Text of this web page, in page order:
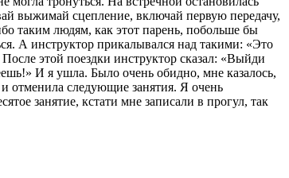
выжимай сцепление, включай первую передачу,
таким людям, как этот парень, побольше бы
А инструктор прикалывался над такими: «Это
этой поездки инструктор сказал: «Выйди
И я ушла. Было очень обидно, мне казалось,
отменила следующие занятия. Я очень
занятие, кстати мне записали в прогул, так